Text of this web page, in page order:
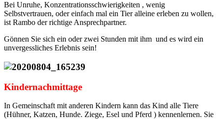
Bei Unruhe, Konzentrationsschwierigkeiten , wenig
Selbstvertrauen, oder einfach mal ein Tier alleine erleben zu wollen,
ist Rambo der richtige Ansprechpartner.
Gönnen Sie sich ein oder zwei Stunden mit ihm und es wird ein
unvergessliches Erlebnis sein!
Kindernachmittage
In Gemeinschaft mit anderen Kindern kann das Kind alle Tiere
(Hühner, Katzen, Hunde. Ziege, Esel und Pferd ) kennenlernen. Sie